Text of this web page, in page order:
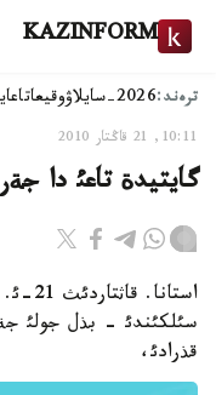
KAZINFORM
ترەند:2026-سايلاۋ وقيعا
10:11, 21 قاڭتار 2010
گايتيدة تاعئ دا
قذرادئ،